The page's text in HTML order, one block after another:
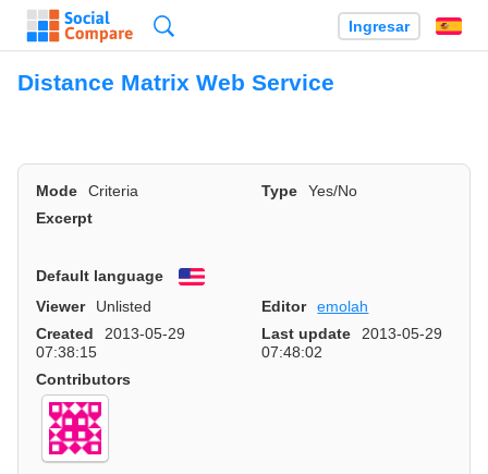
Ingresar
Distance Matrix Web Service
Mode Criteria Type
Yes/No
Excerpt
Default language
English
Viewer
Unlisted Editor
emolah
Created
2013-05-29
07:38:15
Last update
2013-05-29
07:48:02
Contributors